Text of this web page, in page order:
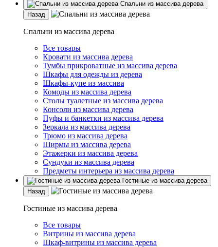
Спальни из массива дерева
Назад
Спальни из массива дерева
Все товары
Кровати из массива дерева
Тумбы прикроватные из массива дерева
Шкафы для одежды из дерева
Шкафы-купе из массива
Комоды из массива дерева
Столы туалетные из массива дерева
Консоли из массива дерева
Пуфы и банкетки из массива дерева
Зеркала из массива дерева
Трюмо из массива дерева
Ширмы из массива дерева
Этажерки из массива дерева
Сундуки из массива дерева
Предметы интерьера из массива дерева
Гостиные из массива дерева
Назад
Гостиные из массива дерева
Все товары
Витрины из массива дерева
Шкаф-витрины из массива дерева